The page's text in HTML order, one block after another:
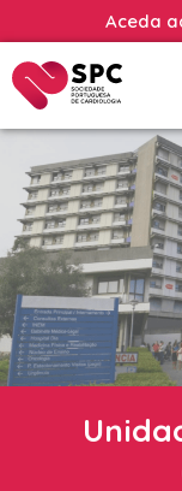
Aceda